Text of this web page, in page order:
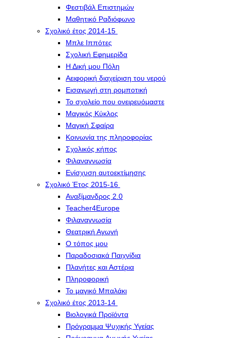
Φεστιβάλ Επιστημών
Μαθητικό Ραδιόφωνο
Σχολικό έτος 2014-15
Μπλε Ιππότες
Σχολική Εφημερίδα
Η Δική μου Πόλη
Αειφορική διαχείριση του νερού
Εισαγωγή στη ρομποτική
Το σχολείο που ονειρευόμαστε
Μαγικός Κύκλος
Μαγική Σφαίρα
Kοινωνία της πληροφορίας
Σχολικός κήπος
Φιλαναγνωσία
Eνίσχυση αυτοεκτίμησης
Σχολικό Έτος 2015-16
Αναξίμανδρος 2.0
Teacher4Europe
Φιλαναγνωσία
Θεατρική Αγωγή
Ο τόπος μου
Παραδοσιακά Παιχνίδια
Πλανήτες και Αστέρια
Πληροφορική
Το μαγικό Μπαλάκι
Σχολικό έτος 2013-14
Βιολογικά Προϊόντα
Πρόγραμμα Ψυχικής Υγείας